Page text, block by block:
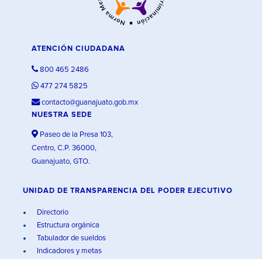
ATENCIÓN CIUDADANA
800 465 2486
477 274 5825
contacto@guanajuato.gob.mx
NUESTRA SEDE
Paseo de la Presa 103,
Centro, C.P. 36000,
Guanajuato, GTO.
UNIDAD DE TRANSPARENCIA DEL PODER EJECUTIVO
Directorio
Estructura orgánica
Tabulador de sueldos
Indicadores y metas